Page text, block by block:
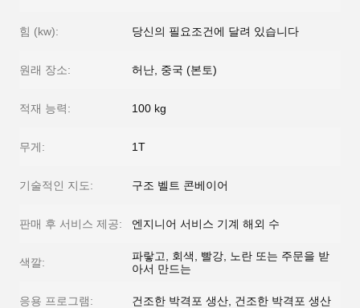
힘 (kw): 당신의 필요조건에 달려 있습니다
원래 장소: 허난, 중국 (본토)
적재 능력: 100 kg
무게: 1T
기술적인 지도: 구조 벨트 콘베이어
판매 후 서비스 제공: 엔지니어 서비스 기계 해외 수
색깔:
파랗고, 회색, 빨강, 노란 또는 주문을 받
아서 만드는
응용 프로그램: 건조한 박격포 생산, 건조한 박격포 생산